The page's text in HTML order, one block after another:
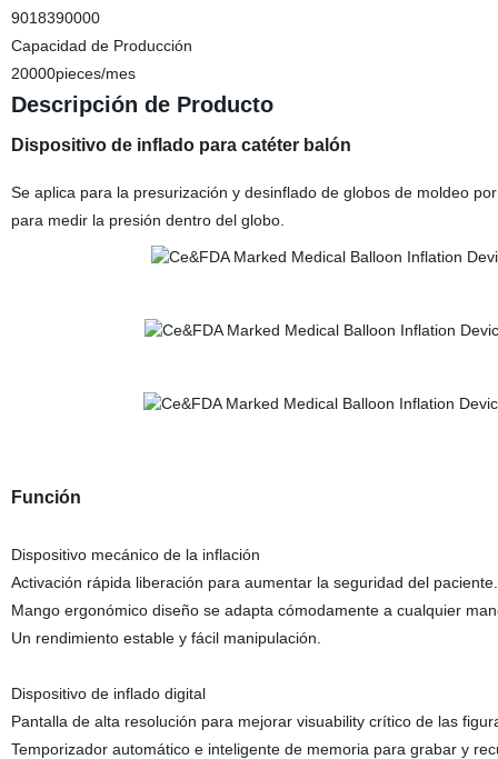
9018390000
Capacidad de Producción
20000pieces/mes
Descripción de Producto
Dispositivo de inflado para catéter balón
Se aplica para la presurización y desinflado de globos de moldeo
para medir la presión dentro del globo.
Función
Dispositivo mecánico de la inflación
Activación rápida liberación para aumentar la seguridad del paciente.
Mango ergonómico diseño se adapta cómodamente a cualquier
Un rendimiento estable y fácil manipulación.
Dispositivo de inflado digital
Pantalla de alta resolución para mejorar visuability crítico de las
Temporizador automático e inteligente de memoria para grabar y